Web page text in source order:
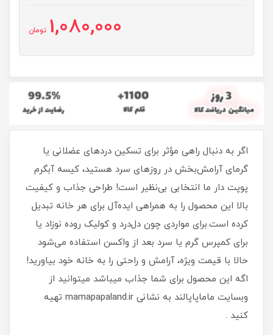
1,080,000 تومان
اگر به دنبال راهی مؤثر برای تسکین دردهای عضلانی یا
گرمای آرامش‌بخش در روزهای سرد هستید، کیسه آبگرم
پوپت دار ما انتخابی بی‌نظیر است! طراحی جذاب و کیفیت
بالا این محصول را به همراهی ایده‌آل برای هر خانه تبدیل
کرده است.برای مواردی چون دل‌درد و کولیک روده نوزاد یا
برای کمپرس گرم یا سرد بعد از واکسن استفاده می‌شود
حالا با قیمت ویژه، آرامش و راحتی را به خانه خود بیاورید!
اگه این محصول برای شما جذاب میباشد میتوانید از
وبسایت ماماپاپالند به نشانی mamapapaland.ir تهیه
کنید .